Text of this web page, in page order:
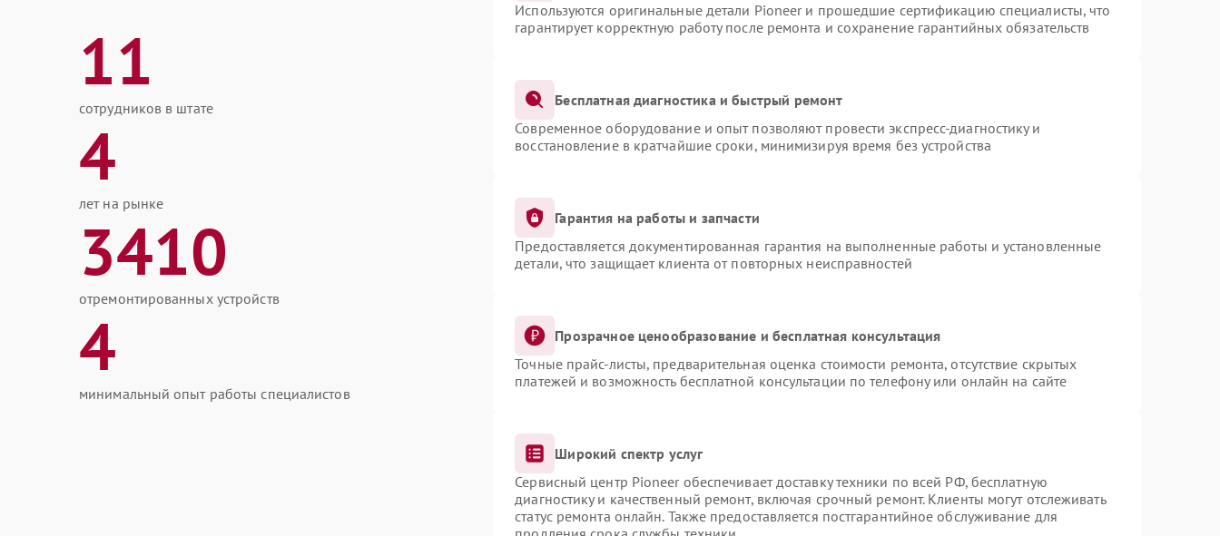
11
сотрудников в штате
4
лет на рынке
3410
отремонтированных устройств
4
минимальный опыт работы специалистов
Используются оригинальные детали Pioneer и прошедшие сертификацию специалисты, что
гарантирует корректную работу после ремонта и сохранение гарантийных обязательств
Бесплатная диагностика и быстрый ремонт
Современное оборудование и опыт позволяют провести экспресс-диагностику и
восстановление в кратчайшие сроки, минимизируя время без устройства
Гарантия на работы и запчасти
Предоставляется документированная гарантия на выполненные работы и установленные
детали, что защищает клиента от повторных неисправностей
Прозрачное ценообразование и бесплатная консультация
Точные прайс-листы, предварительная оценка стоимости ремонта, отсутствие скрытых
платежей и возможность бесплатной консультации по телефону или онлайн на сайте
Широкий спектр услуг
Сервисный центр Pioneer обеспечивает доставку техники по всей РФ, бесплатную
диагностику и качественный ремонт, включая срочный ремонт. Клиенты могут отслеживать
статус ремонта онлайн. Также предоставляется постгарантийное обслуживание для